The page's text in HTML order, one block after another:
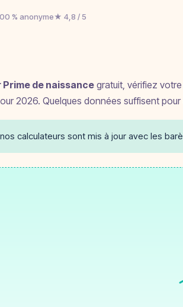
% anonyme★ 4,8 / 5
de naissancegratuit, vérifiez
2026. Quelques données suffisent
calculateurs sont mis à jour avec les